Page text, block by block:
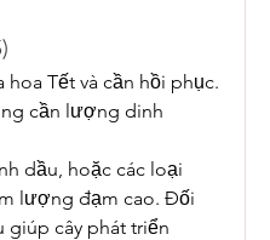
Tết và cần hồi phục.
cần lượng dinh
dầu, hoặc các loại
lượng đạm cao. Đối
giúp cây phát triển